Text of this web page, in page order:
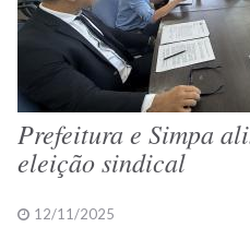
Prefeitura e Simpa
eleição sindical
12/11/2025